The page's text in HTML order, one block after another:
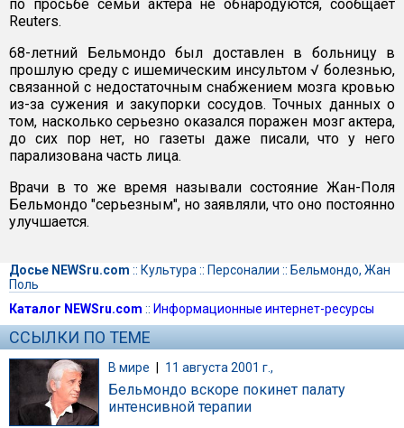
по просьбе семьи актера не обнародуются, сообщает
Reuters.
68-летний Бельмондо был доставлен в больницу в
прошлую среду с ишемическим инсультом √ болезнью,
связанной с недостаточным снабжением мозга кровью
из-за сужения и закупорки сосудов. Точных данных о
том, насколько серьезно оказался поражен мозг актера,
до сих пор нет, но газеты даже писали, что у него
парализована часть лица.
Врачи в то же время называли состояние Жан-Поля
Бельмондо "серьезным", но заявляли, что оно постоянно
улучшается.
Досье NEWSru.com :: Культура :: Персоналии :: Бельмондо, Жан
Поль
Каталог NEWSru.com :: Информационные интернет-ресурсы
ССЫЛКИ ПО ТЕМЕ
В мире | 11 августа 2001 г.,
Бельмондо вскоре покинет палату
интенсивной терапии